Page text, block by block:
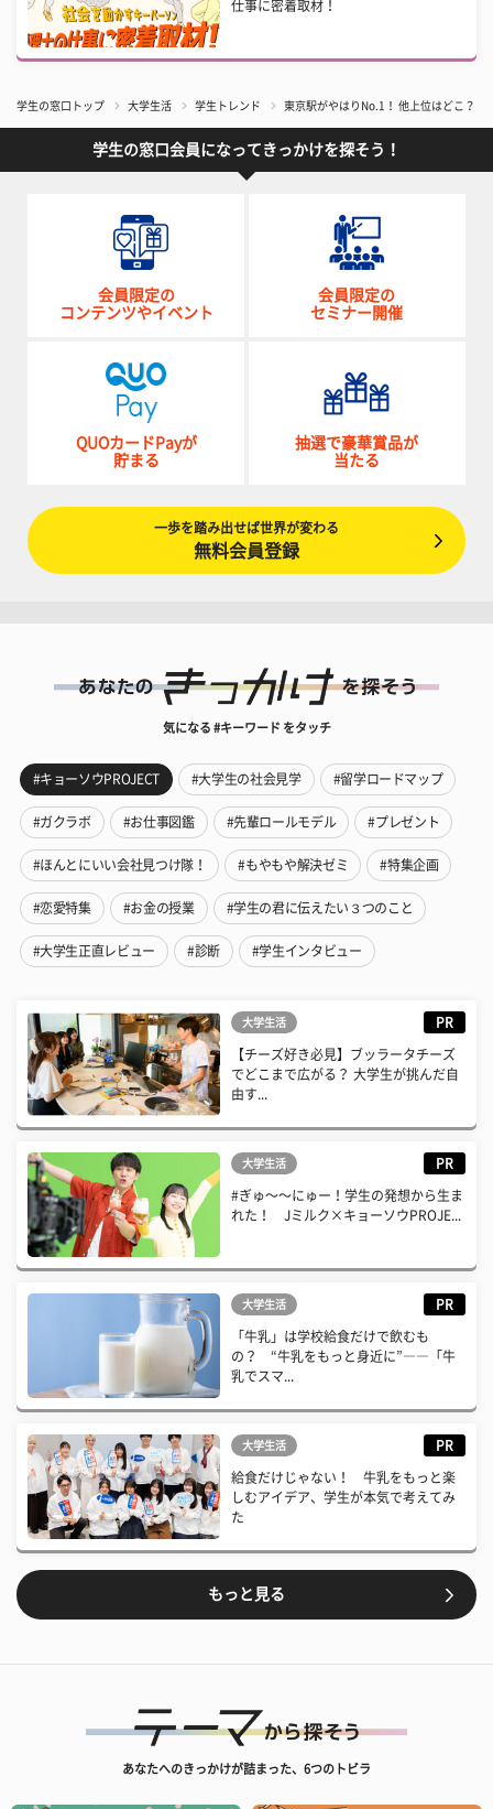
仕事に密着取材！
学生の窓口トップ 大学生活 学生トレンド 東京駅がやはりNo.1！ 他上位はどこ？
学生の窓口会員になってきっかけを探そう！
会員限定の
コンテンツやイベント
会員限定の
セミナー開催
QUOカードPayが
貯まる
抽選で豪華賞品が
当たる
一歩を踏み出せば世界が変わる
無料会員登録
気になる #キーワード をタッチ
#キョーソウPROJECT #大学生の社会見学 #留学ロードマップ
#ガクラボ #お仕事図鑑 #先輩ロールモデル #プレゼント
#ほんとにいい会社見つけ隊！ #もやもや解決ゼミ #特集企画
#恋愛特集 #お金の授業 #学生の君に伝えたい３つのこと
#大学生正直レビュー #診断 #学生インタビュー
大学生活 PR
【チーズ好き必見】ブッラータチーズ
でどこまで広がる？ 大学生が挑んだ自
由す...
大学生活 PR
#ぎゅ〜〜にゅー！学生の発想から生ま
れた！ Jミルク×キョーソウPROJE...
大学生活 PR
「牛乳」は学校給食だけで飲むも
の？ “牛乳をもっと身近に”――「牛
乳でスマ...
大学生活 PR
給食だけじゃない！ 牛乳をもっと楽
しむアイデア、学生が本気で考えてみ
た
もっと見る
あなたへのきっかけが詰まった、6つのトビラ